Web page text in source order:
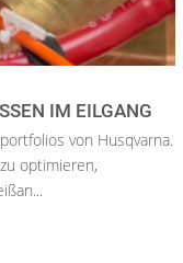
IM EILGANG
von Husqvarna.
optimieren,